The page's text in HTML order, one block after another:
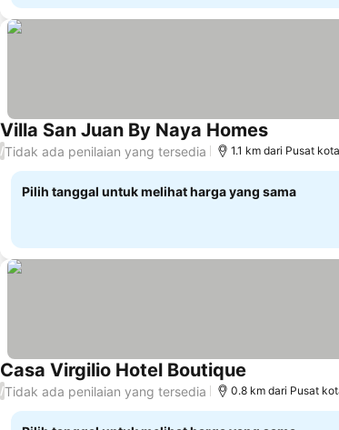
Villa San Juan By Naya Homes
/Tidak ada penilaian yang tersedia 1.1 km dari Pusat kota
Pilih tanggal untuk melihat harga yang sama
Casa Virgilio Hotel Boutique
/Tidak ada penilaian yang tersedia 0.8 km dari Pusat